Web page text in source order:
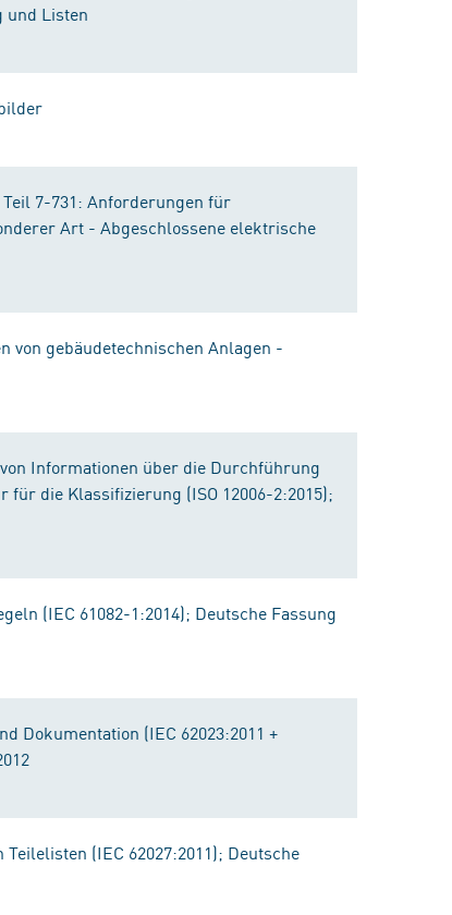
und Listen
7-731: Anforderungen für
Art - Abgeschlossene elektrische
von gebäudetechnischen Anlagen -
Informationen über die Durchführung
die Klassifizierung (ISO 12006-2:2015);
(IEC 61082-1:2014); Deutsche Fassung
Dokumentation (IEC 62023:2011 +
(IEC 62027:2011); Deutsche